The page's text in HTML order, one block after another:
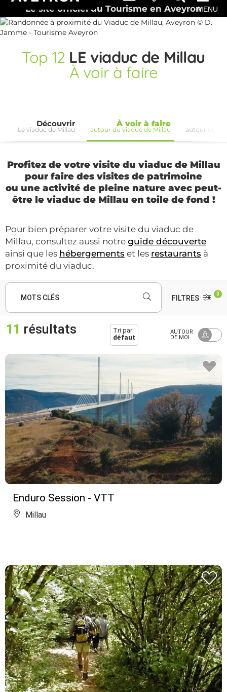
Le site officiel du Tourisme en AveyronMENU
Top12 LE viaduc de Millau
À voir à faire
Découvrir
Le viaduc de Millau
À voir à faire
autour du viaduc de Millau autour du
Profitez de votre visite du viaduc de Millau
pour faire des visites de patrimoine
ou une activité de pleine nature avec peut-
être le viaduc de Millau en toile de fond !
Pour bien préparer votre visite du viaduc de
Millau, consultez aussi notre guide découverte
ainsi que les hébergements et les restaurants à
proximité du viaduc.
MOTS CLÉS FILTRES
3
11 résultats
Tri par
défaut
AUTOUR
DE MOI
Enduro Session - VTT
Millau